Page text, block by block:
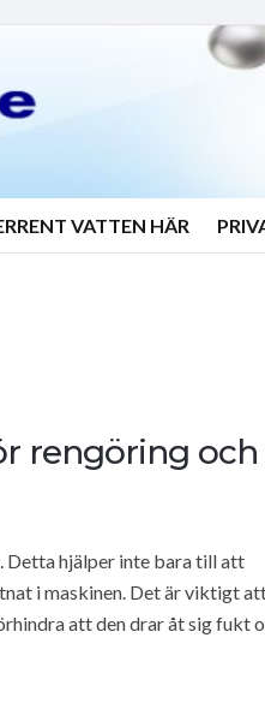
VATTEN HÄR
rengöring och
Detta hjälper inte bara till att
i maskinen. Det är viktigt
att den drar åt sig fukt